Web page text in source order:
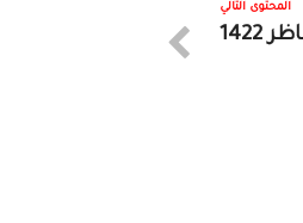
المحتوى التالي
1422